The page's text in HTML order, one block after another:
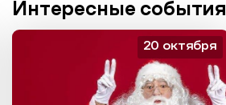
Интересные события
20 октября